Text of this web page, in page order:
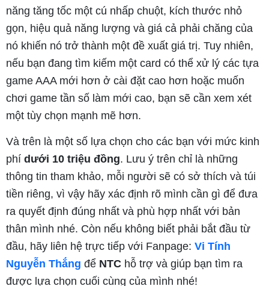
năng tăng tốc một cú nhấp chuột, kích thước nhỏ
gọn, hiệu quả năng lượng và giá cả phải chăng của
nó khiến nó trở thành một đề xuất giá trị. Tuy nhiên,
nếu bạn đang tìm kiếm một card có thể xử lý các tựa
game AAA mới hơn ở cài đặt cao hơn hoặc muốn
chơi game tần số làm mới cao, bạn sẽ cần xem xét
một tùy chọn mạnh mẽ hơn.
Và trên là một số lựa chọn cho các bạn với mức kinh
phí dưới 10 triệu đồng. Lưu ý trên chỉ là những
thông tin tham khảo, mỗi người sẽ có sở thích và túi
tiền riêng, vì vậy hãy xác định rõ mình cần gì để đưa
ra quyết định đúng nhất và phù hợp nhất với bản
thân mình nhé. Còn nếu không biết phải bắt đầu từ
đầu, hãy liên hệ trực tiếp với Fanpage: Vi Tính
Nguyễn Thắng để NTC hỗ trợ và giúp bạn tìm ra
được lựa chọn cuối cùng của mình nhé!